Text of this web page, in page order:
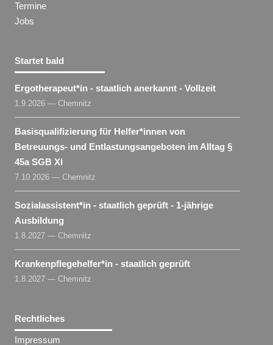
Termine
Jobs
Startet bald
Ergotherapeut​*in - staatlich anerkannt - Vollzeit
1.9.2026 — Chemnitz
Basisqualifizierung für Helfer​*innen von
Betreuungs- und Entlastungsangeboten im Alltag §
45a SGB XI
7.10.2026 — Chemnitz
Sozialassistent​*in - staatlich geprüft - 1-jährige
Ausbildung
1.8.2027 — Chemnitz
Krankenpflegehelfer​*in - staatlich geprüft
1.8.2027 — Chemnitz
Rechtliches
Impressum